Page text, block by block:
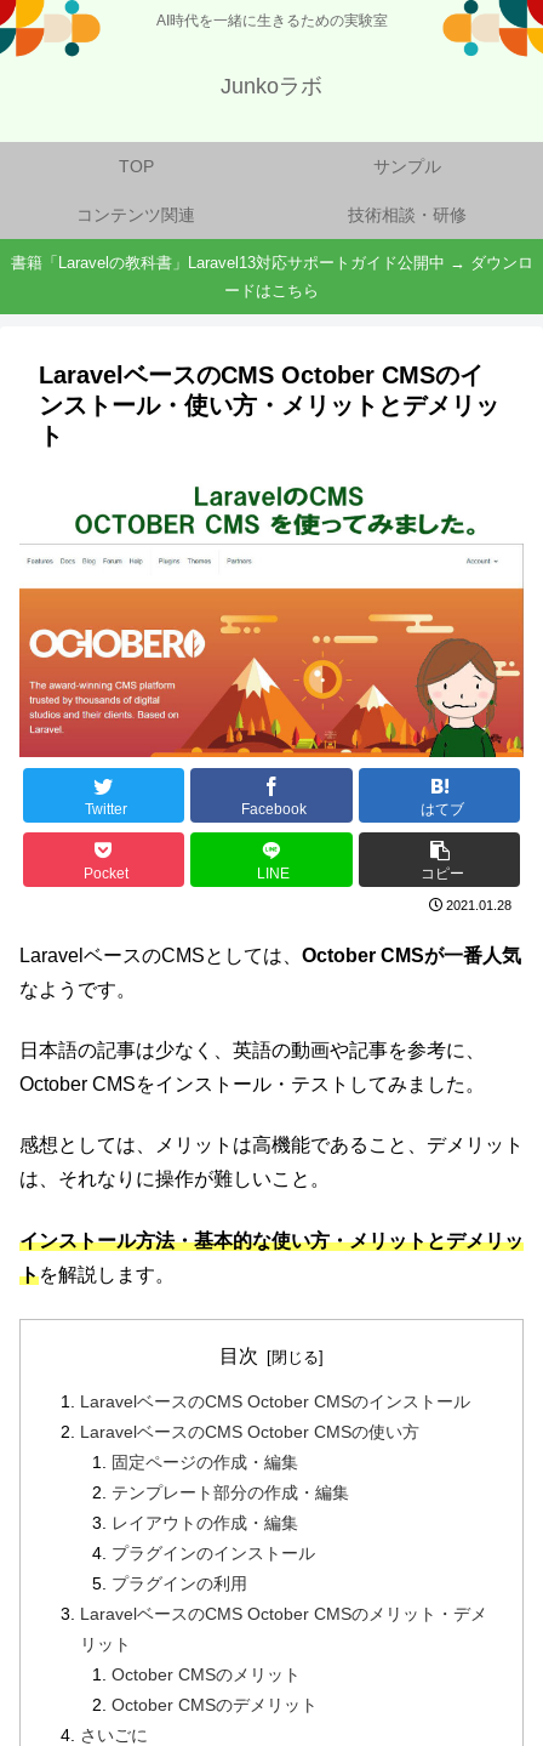
AI時代を一緒に生きるための実験室
Junkoラボ
TOP サンプル
コンテンツ関連 技術相談・研修
書籍「Laravelの教科書」Laravel13対応サポートガイド公開中 → ダウンロ
ードはこちら
LaravelベースのCMS October CMSのイ
ンストール・使い方・メリットとデメリッ
ト
Twitter Facebook はてブ
Pocket LINE コピー
2021.01.28
LaravelベースのCMSとしては、 October CMSが一番人気
なようです。
日本語の記事は少なく、英語の動画や記事を参考に、
October CMSをインストール・テストしてみました。
感想としては、メリットは高機能であること、デメリット
は、それなりに操作が難しいこと。
インストール方法・基本的な使い方・メリットとデメリッ
トを解説します。
目次
LaravelベースのCMS October CMSのインストール
LaravelベースのCMS October CMSの使い方
固定ページの作成・編集
テンプレート部分の作成・編集
レイアウトの作成・編集
プラグインのインストール
プラグインの利用
LaravelベースのCMS October CMSのメリット・デメ
リット
October CMSのメリット
October CMSのデメリット
さいごに